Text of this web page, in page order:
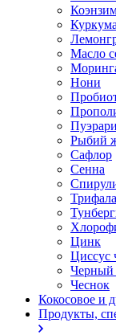
Масло
Нони
Рыбий
Сафлор
Сенна
Трифала
Цинк
Циссус
Черный
Чеснок
Кокосовое и
Продукты,